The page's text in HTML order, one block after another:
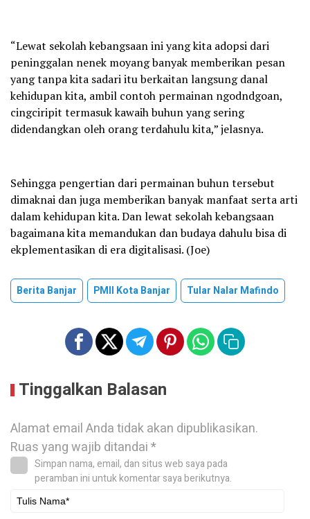
“Lewat sekolah kebangsaan ini yang kita adopsi dari
peninggalan nenek moyang banyak memberikan pesan
yang tanpa kita sadari itu berkaitan langsung danal
kehidupan kita, ambil contoh permainan ngodndgoan,
cingciripit termasuk kawaih buhun yang sering
didendangkan oleh orang terdahulu kita,” jelasnya.
Sehingga pengertian dari permainan buhun tersebut
dimaknai dan juga memberikan banyak manfaat serta arti
dalam kehidupan kita. Dan lewat sekolah kebangsaan
bagaimana kita memandukan dan budaya dahulu bisa di
ekplementasikan di era digitalisasi. (Joe)
Berita Banjar PMII Kota Banjar Tular Nalar Mafindo
Tinggalkan Balasan
Alamat email Anda tidak akan dipublikasikan.
Ruas yang wajib ditandai*
Simpan nama, email, dan situs web saya pada
peramban ini untuk komentar saya berikutnya.